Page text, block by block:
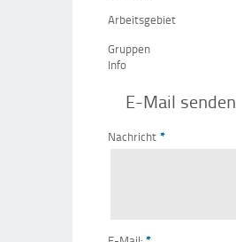
Arbeitsgebiet
Gruppen
Info
E-Mail senden
Nachricht *